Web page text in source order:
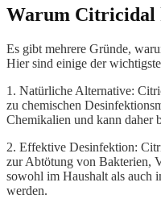
Warum Citricidal
Es gibt mehrere Gründe,
Hier sind einige der
1. Natürliche Alternative:
zu chemischen
Chemikalien und kann daher
2. Effektive Desinfektion:
zur Abtötung von Bakterien,
sowohl im Haushalt als auch
werden.